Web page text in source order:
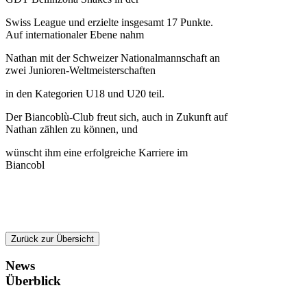
Swiss League und erzielte insgesamt 17 Punkte.
Auf internationaler Ebene nahm
Nathan mit der Schweizer Nationalmannschaft an
zwei Junioren-Weltmeisterschaften
in den Kategorien U18 und U20 teil.
Der Biancoblù-Club freut sich, auch in Zukunft auf
Nathan zählen zu können, und
wünscht ihm eine erfolgreiche Karriere im
Biancobl
Zurück zur Übersicht
News
Überblick